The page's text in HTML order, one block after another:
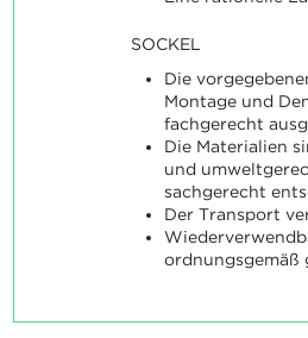
SOCKEL
Die
Montage und
fachgerecht
Die Materialien
und
sachgerecht
Der Transport
ordnungsgemäß